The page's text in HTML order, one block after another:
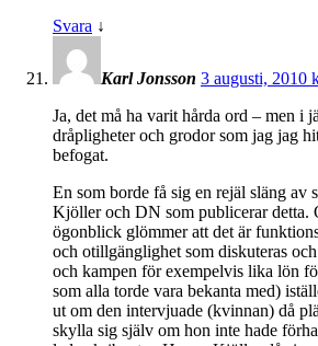
Svara ↓
Karl Jonsson 3 augusti, 2010
Ja, det må ha varit hårda ord – men i
dråpligheter och grodor som jag jag
befogat.
En som borde få sig en rejäl släng av
Kjöller och DN som publicerar detta.
ögonblick glömmer att det är
och otillgänglighet som diskuteras
och kampen för exempelvis lika lön
som alla torde vara bekanta med)
ut om den intervjuade (kvinnan) då
skylla sig själv om hon inte hade